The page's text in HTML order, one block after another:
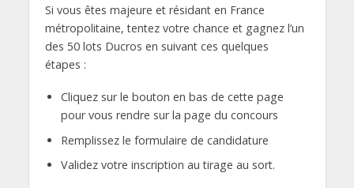
Si vous êtes majeure et résidant en France
métropolitaine, tentez votre chance et gagnez l’un
des 50 lots Ducros en suivant ces quelques
étapes :
Cliquez sur le bouton en bas de cette page
pour vous rendre sur la page du concours
Remplissez le formulaire de candidature
Validez votre inscription au tirage au sort.